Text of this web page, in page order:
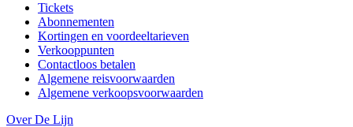
Tickets
Abonnementen
Kortingen en voordeeltarieven
Verkooppunten
Contactloos betalen
Algemene reisvoorwaarden
Algemene verkoopsvoorwaarden
Over De Lijn